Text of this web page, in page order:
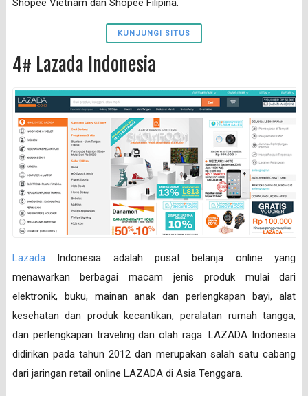
Shopee Vietnam dan Shopee Filipina.
KUNJUNGI SITUS
4# Lazada Indonesia
LazadaIndonesia adalah pusat belanja online yang
menawarkan berbagai macam jenis produk mulai dari
elektronik, buku, mainan anak dan perlengkapan bayi, alat
kesehatan dan produk kecantikan, peralatan rumah tangga,
dan perlengkapan traveling dan olah raga. LAZADA Indonesia
didirikan pada tahun 2012 dan merupakan salah satu cabang
dari jaringan retail online LAZADA di Asia Tenggara.